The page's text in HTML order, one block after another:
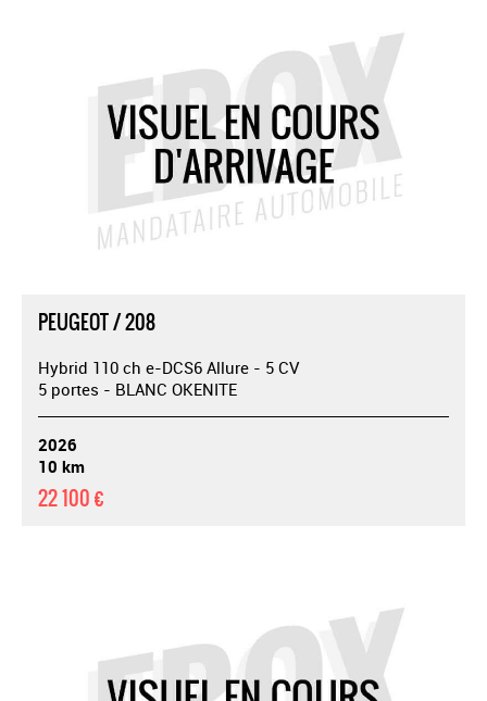
PEUGEOT / 208
Hybrid 110 ch e-DCS6 Allure - 5 CV
5 portes - BLANC OKENITE
2026
10 km
22 100 €